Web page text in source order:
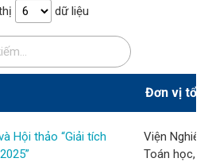
dữ liệu
Đơn vị tổ
Hội thảo “Giải tích
Viện
Toán học,